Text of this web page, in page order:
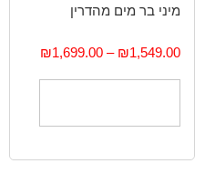
מיני בר מים מהדרין
₪1,549.00
–
₪1,699.00